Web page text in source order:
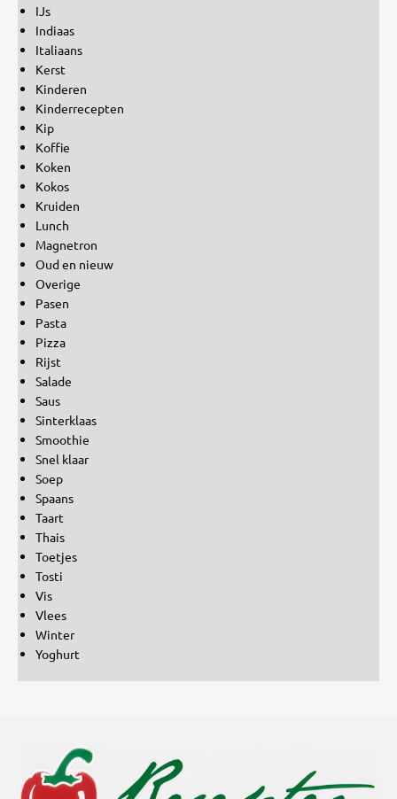
IJs
Indiaas
Italiaans
Kerst
Kinderen
Kinderrecepten
Kip
Koffie
Koken
Kokos
Kruiden
Lunch
Magnetron
Oud en nieuw
Overige
Pasen
Pasta
Pizza
Rijst
Salade
Saus
Sinterklaas
Smoothie
Snel klaar
Soep
Spaans
Taart
Thais
Toetjes
Tosti
Vis
Vlees
Winter
Yoghurt